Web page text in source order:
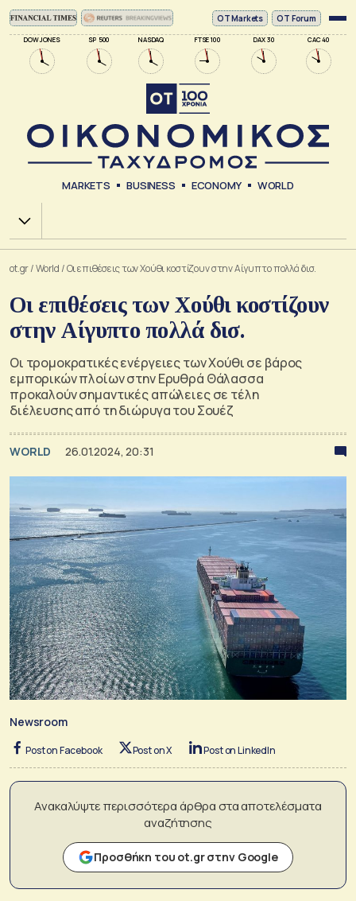
DOW JONES SP 500 NASDAQ FTSE 100 DAX 30 CAC 40
ΟΤ Markets OT Forum
MARKETS BUSINESS ECONOMY WORLD
Χ.Α.
ot.gr/World /Οι επιθέσεις των Χούθι κοστίζουν στην Αίγυπτο πολλά δισ.
Οι επιθέσεις των Χούθι κοστίζουν
στην Αίγυπτο πολλά δισ.
Οι τρομοκρατικές ενέργειες των Χούθι σε βάρος
εμπορικών πλοίων στην Ερυθρά Θάλασσα
προκαλούν σημαντικές απώλειες σε τέλη
διέλευσης από τη διώρυγα του Σουέζ
WORLD 26.01.2024, 20:31
Newsroom
Post on Facebook Post on X Post on LinkedIn
Ανακαλύψτε περισσότερα άρθρα στα αποτελέσματα
αναζήτησης
Προσθήκη του ot.gr στην Google